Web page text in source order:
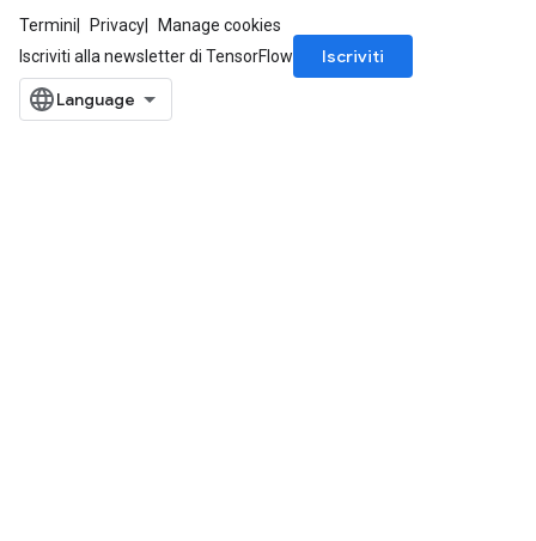
Termini Privacy
Manage cookies
Iscriviti alla newsletter di TensorFlow
Iscriviti